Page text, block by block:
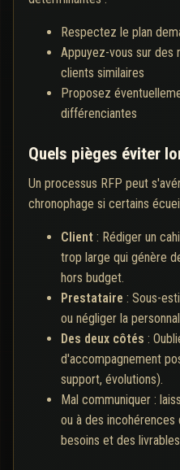
Respectez le plan
Appuyez-vous sur
clients similaires
Proposez
différenciantes
Quels pièges éviter
Un processus RFP peut
chronophage si certains
Client : Rédiger un
trop large qui génère
hors budget.
Prestataire : Sous-
ou négliger la
Des deux côtés :
d'accompagnement
support, évolutions).
Mal communiquer :
ou à des incohérences
besoins et des